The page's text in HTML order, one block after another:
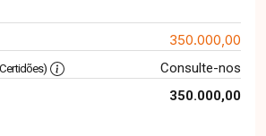
350.000,00
Certidões)
Consulte-nos
350.000,00